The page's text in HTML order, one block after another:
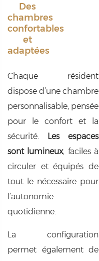
Des
chambres
confortables
et
adaptées
Chaque résident
dispose d’une chambre
personnalisable, pensée
pour le confort et la
sécurité.
Les espaces
sont lumineux, faciles à
circuler et équipés de
tout le nécessaire pour
l’autonomie
quotidienne.
La configuration
permet également de